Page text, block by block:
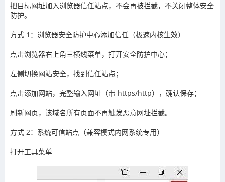
把目标网址加入浏览器信任站点，不会再被拦截，不关闭整体安全
防护。
方式 1：浏览器安全防护中心添加信任（极速内核生效）
点击浏览器右上角三横线菜单，打开安全防护中心；
左侧切换网站安全，找到信任站点；
点击添加网站，完整输入网址（带 https/http），确认保存；
刷新网页，该域名所有页面不再触发恶意网址拦截。
方式 2：系统可信站点（兼容模式内网系统专用）
打开工具菜单